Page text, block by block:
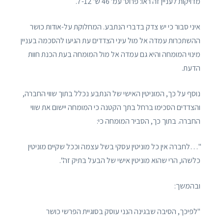
איני סבור כי יש צדק בדברי הנתבע. המחלוקת על-אודות כושר
ההשתכרות עמדה אל מול עיני הצדדים עת הגיעו להסכמה בעניין
מינוי המומחה והיא גם עמדה אל מול המומחה בעת הכנת חוות
הדעת.
נוסף על כך, המוניטין האישי של הנתבע נכלל בתוך שווי החברה,
והצדדים הסכימו ברחל בתך הקטנה כי המומחה יישום את שווי
החברה. בתוך כך, הסביר המומחה כי:
"…לחברה אין כל מוניטין עסקי בשל עצמה וככל שקיים מוניטין
כלשהו, הרי שהוא מוניטין אישי של הבעל בתיק זה".
ובהמשך:
"לפיכך, הסיבה שבגינה הנני עוסק בסוגיית הפרשי כושר